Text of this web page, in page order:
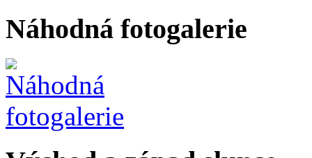
Náhodná fotogalerie